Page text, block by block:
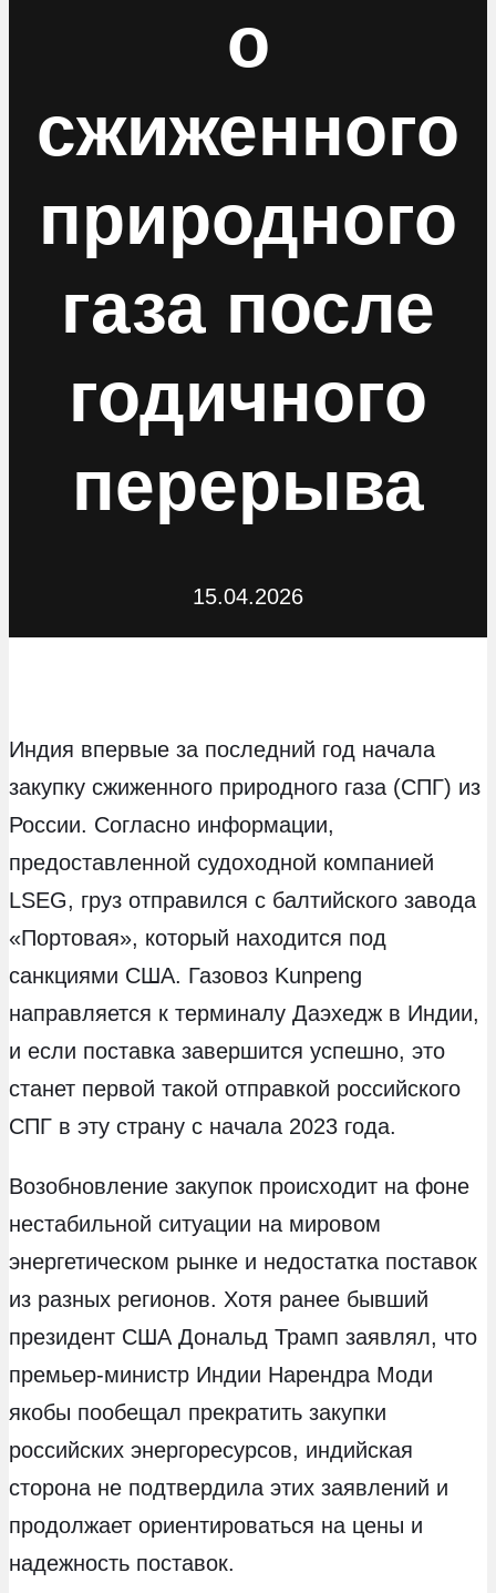
о
сжиженного
природного
газа после
годичного
перерыва
15.04.2026
Индия впервые за последний год начала
закупку сжиженного природного газа (СПГ) из
России. Согласно информации,
предоставленной судоходной компанией
LSEG, груз отправился с балтийского завода
«Портовая», который находится под
санкциями США. Газовоз Kunpeng
направляется к терминалу Даэхедж в Индии,
и если поставка завершится успешно, это
станет первой такой отправкой российского
СПГ в эту страну с начала 2023 года.
Возобновление закупок происходит на фоне
нестабильной ситуации на мировом
энергетическом рынке и недостатка поставок
из разных регионов. Хотя ранее бывший
президент США Дональд Трамп заявлял, что
премьер-министр Индии Нарендра Моди
якобы пообещал прекратить закупки
российских энергоресурсов, индийская
сторона не подтвердила этих заявлений и
продолжает ориентироваться на цены и
надежность поставок.